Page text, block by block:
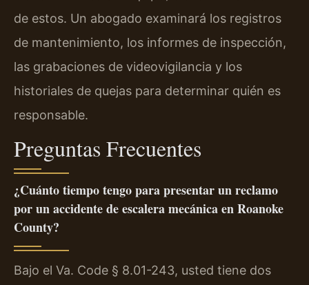
de estos. Un abogado examinará los registros
de mantenimiento, los informes de inspección,
las grabaciones de videovigilancia y los
historiales de quejas para determinar quién es
responsable.
Preguntas Frecuentes
¿Cuánto tiempo tengo para presentar un reclamo
por un accidente de escalera mecánica en Roanoke
County?
Bajo el Va. Code § 8.01-243, usted tiene dos